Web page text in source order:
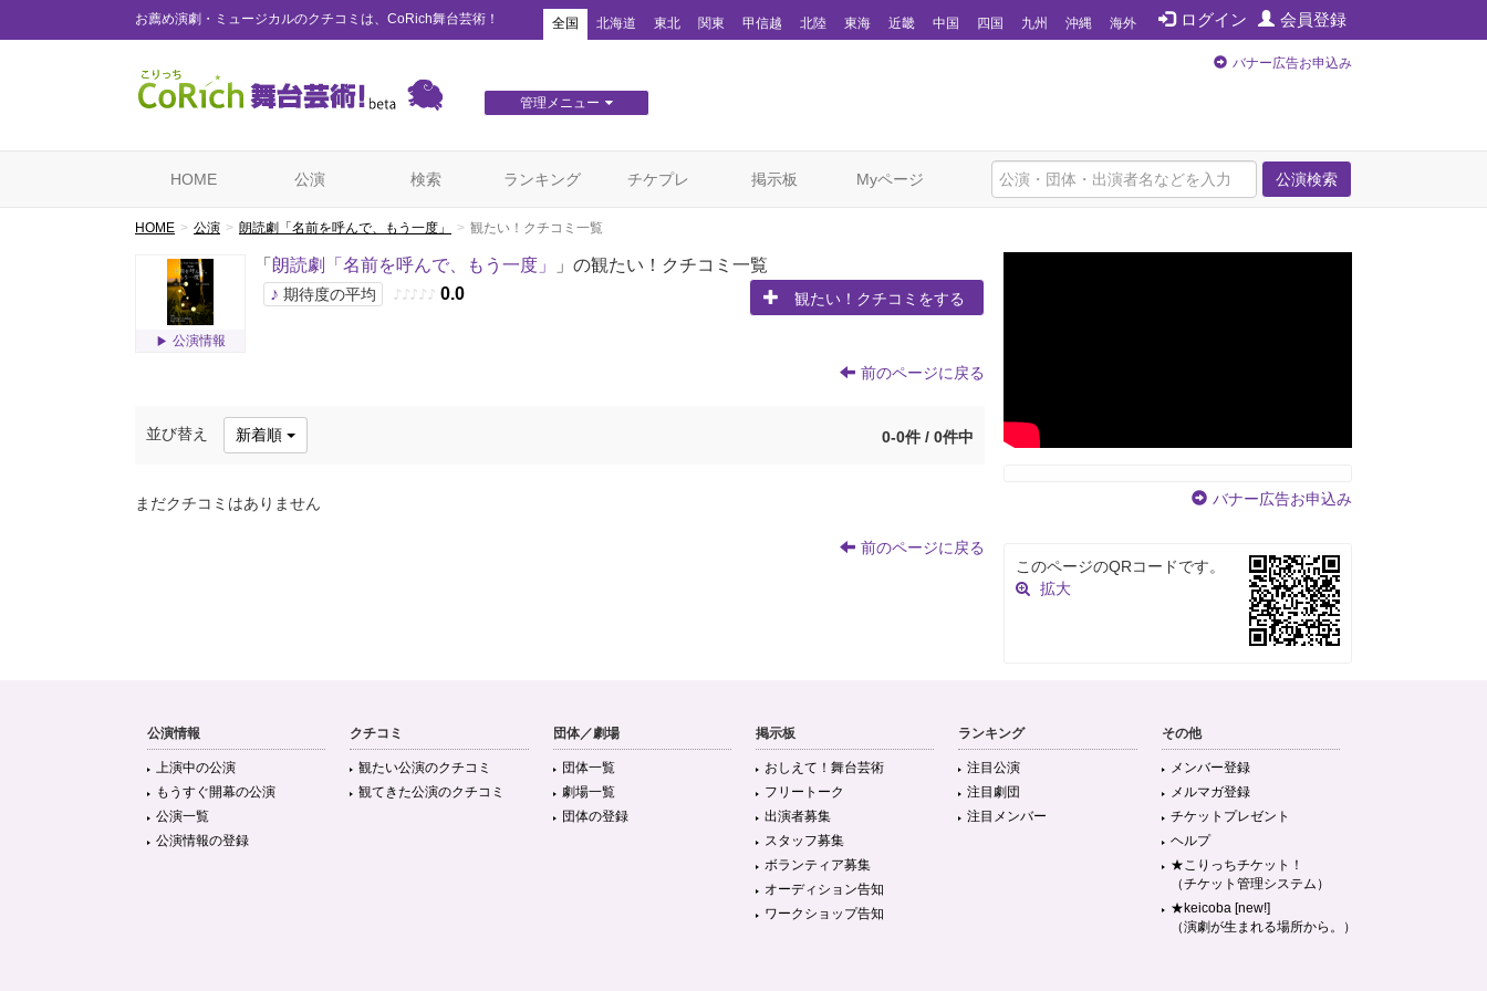
お薦め演劇・ミュージカルのクチコミは、CoRich舞台芸術！ ログイン 会員登録
全国 北海道 東北 関東 甲信越 北陸 東海 近畿 中国 四国 九州 沖縄 海外
管理メニュー
バナー広告お申込み
公演検索
HOME 公演 検索 ランキング チケプレ 掲示板 Myページ
HOME 公演 朗読劇「名前を呼んで、もう一度」 観たい！クチコミ一覧
公演情報
「 朗読劇「名前を呼んで、もう一度」
」の観たい！クチコミ一覧
♪ 期待度の平均 ♪ ♪ ♪ ♪ ♪ 0.0 観たい！クチコミをする
前のページに戻る
並び替え 新着順 0-0件 / 0件中
まだクチコミはありません
前のページに戻る
バナー広告お申込み
このページのQRコードです。
拡大
公演情報
上演中の公演
もうすぐ開幕の公演
公演一覧
公演情報の登録
クチコミ
観たい公演のクチコミ
観てきた公演のクチコミ
団体／劇場
団体一覧
劇場一覧
団体の登録
掲示板
おしえて！舞台芸術
フリートーク
出演者募集
スタッフ募集
ボランティア募集
オーディション告知
ワークショップ告知
ランキング
注目公演
注目劇団
注目メンバー
その他
メンバー登録
メルマガ登録
チケットプレゼント
ヘルプ
★こりっちチケット！
（チケット管理システム）
★keicoba [new!]
（演劇が生まれる場所から。）